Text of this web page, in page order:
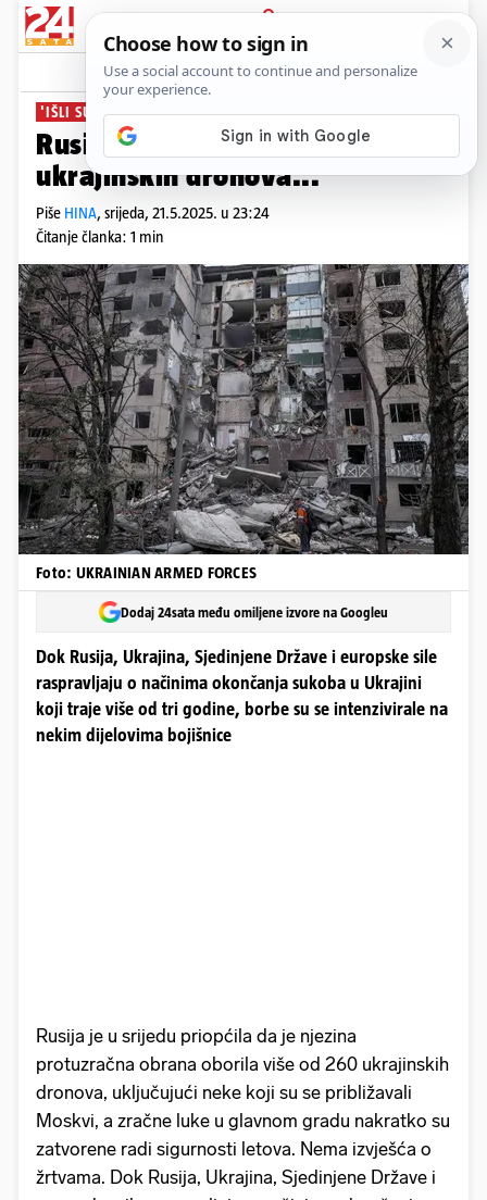
PRIJAVA
News Komentari
'IŠLI SU NA MOSKVU'
Rusija: Oborili smo više od 260
ukrajinskih dronova...
Piše HINA, srijeda, 21.5.2025. u 23:24
Čitanje članka: 1 min
Foto: UKRAINIAN ARMED FORCES
Dodaj 24sata među omiljene izvore na Googleu
Dok Rusija, Ukrajina, Sjedinjene Države i europske sile
raspravljaju o načinima okončanja sukoba u Ukrajini
koji traje više od tri godine, borbe su se intenzivirale na
nekim dijelovima bojišnice
Rusija je u srijedu priopćila da je njezina
protuzračna obrana oborila više od 260 ukrajinskih
dronova, uključujući neke koji su se približavali
Moskvi, a zračne luke u glavnom gradu nakratko su
zatvorene radi sigurnosti letova. Nema izvješća o
žrtvama. Dok Rusija, Ukrajina, Sjedinjene Države i